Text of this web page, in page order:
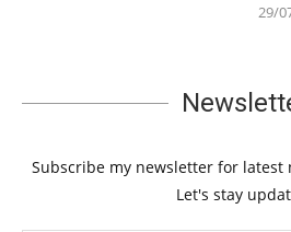
29/
Subscribe my newsletter for latest
Let's stay